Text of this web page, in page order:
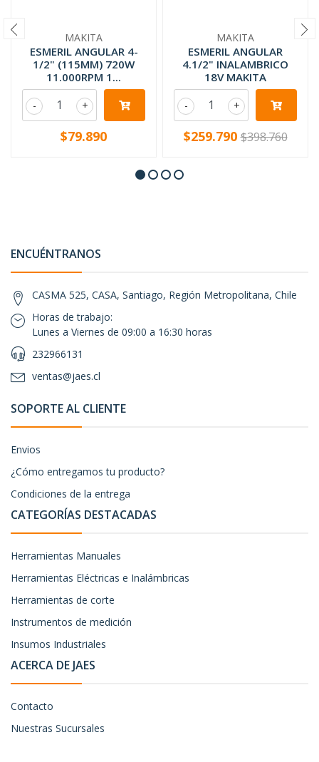
MAKITA
ESMERIL ANGULAR 4-
1/2" (115MM) 720W
11.000RPM 1...
+
-
$79.890
MAKITA
ESMERIL ANGULAR
4.1/2" INALAMBRICO
18V MAKITA
+
-
$259.790 $398.760
ENCUÉNTRANOS
CASMA 525, CASA, Santiago, Región Metropolitana, Chile
Horas de trabajo:
Lunes a Viernes de 09:00 a 16:30 horas
232966131
ventas@jaes.cl
SOPORTE AL CLIENTE
Envios
¿Cómo entregamos tu producto?
Condiciones de la entrega
CATEGORÍAS DESTACADAS
Herramientas Manuales
Herramientas Eléctricas e Inalámbricas
Herramientas de corte
Instrumentos de medición
Insumos Industriales
ACERCA DE JAES
Contacto
Nuestras Sucursales